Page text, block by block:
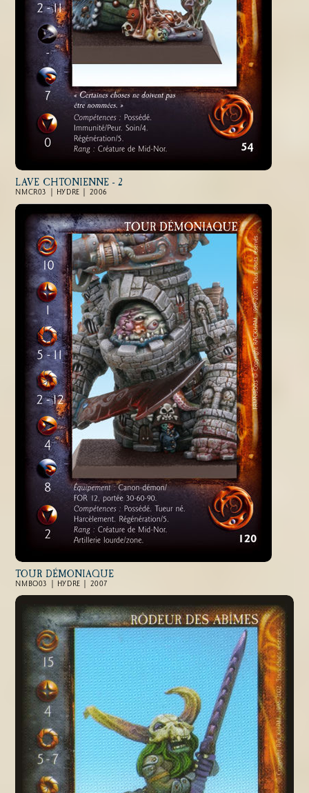
LAVE CHTONIENNE - 2
NMCR03 | HYDRE | 2006
TOUR DÉMONIAQUE
NMBO03 | HYDRE | 2007